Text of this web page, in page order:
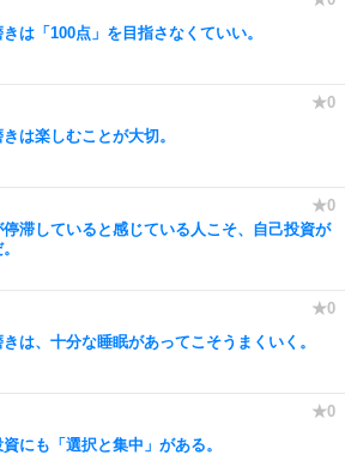
は「100点」を目指さなくていい。
は楽しむことが大切。
停滞していると感じている人こそ、自己投資が
は、十分な睡眠があってこそうまくいく。
にも「選択と集中」がある。